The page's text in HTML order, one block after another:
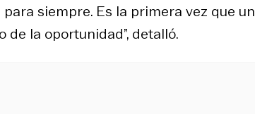
siempre. Es la primera vez que un
la oportunidad”, detalló.